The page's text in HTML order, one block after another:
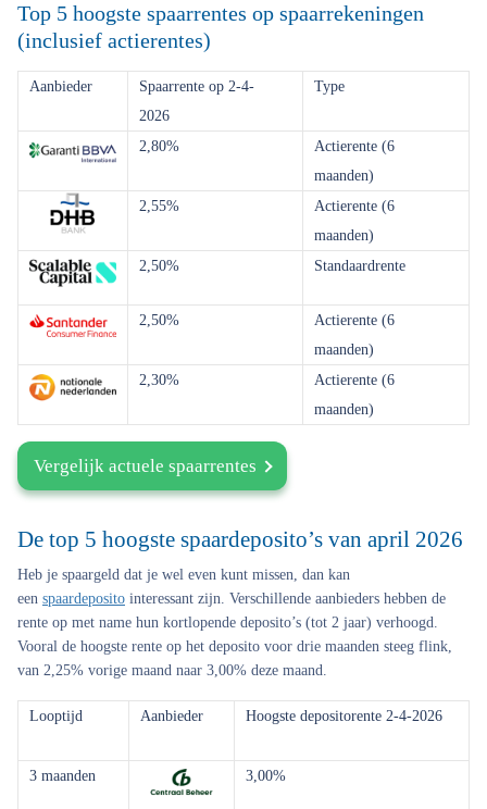
Top 5 hoogste spaarrentes op spaarrekeningen
(inclusief actierentes)
Aanbieder
Spaarrente op 2-4-
2026
Type
2,80%
Actierente (6
maanden)
2,55%
Actierente (6
maanden)
2,50%
Standaardrente
2,50%
Actierente (6
maanden)
2,30%
Actierente (6
maanden)
Vergelijk actuele spaarrentes
De top 5 hoogste spaardeposito’s van april 2026
Heb je spaargeld dat je wel even kunt missen, dan kan
een spaardeposito interessant zijn. Verschillende aanbieders hebben de
rente op met name hun kortlopende deposito’s (tot 2 jaar) verhoogd.
Vooral de hoogste rente op het deposito voor drie maanden steeg flink,
van 2,25% vorige maand naar 3,00% deze maand.
Looptijd Aanbieder Hoogste depositorente 2-4-2026
3 maanden 3,00%